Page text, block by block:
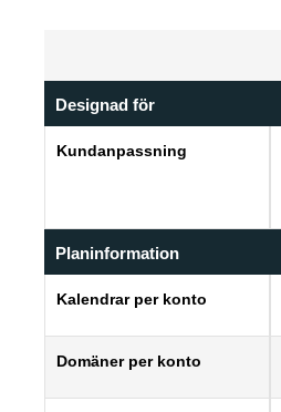
Designad för
Kundanpassning
Planinformation
Kalendrar per konto
Domäner per konto